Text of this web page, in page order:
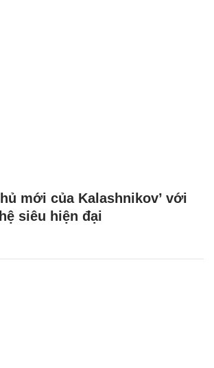
mới của Kalashnikov’ với
siêu hiện đại